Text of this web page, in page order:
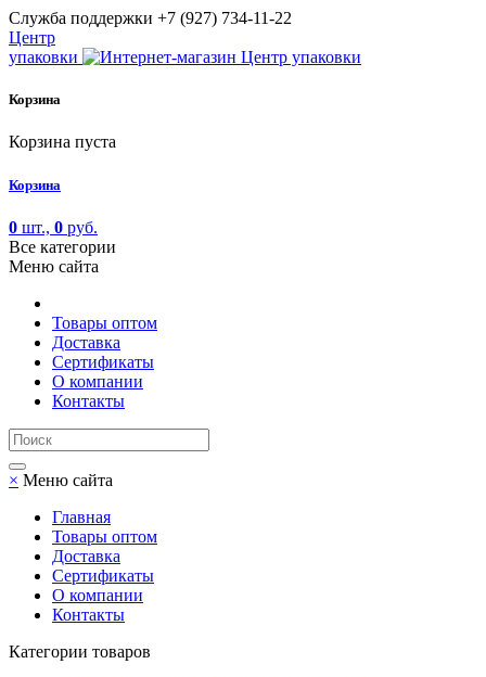
Cлужба поддержки +7 (927) 734-11-22
Центр
упаковки
Корзина
Корзина пуста
Корзина
0 шт., 0 руб.
Все категории
Меню сайта
Товары оптом
Доставка
Сертификаты
О компании
Контакты
× Меню сайта
Главная
Товары оптом
Доставка
Сертификаты
О компании
Контакты
Категории товаров